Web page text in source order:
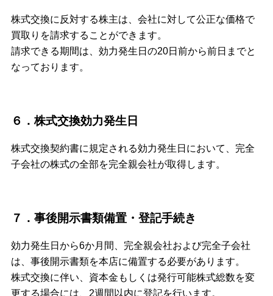
株式交換に反対する株主は、会社に対して公正な価格で
買取りを請求することができます。
請求できる期間は、効力発生日の20日前から前日までと
なっております。
６．株式交換効力発生日
株式交換契約書に規定される効力発生日において、完全
子会社の株式の全部を完全親会社が取得します。
７．事後開示書類備置・登記手続き
効力発生日から6か月間、完全親会社および完全子会社
は、事後開示書類を本店に備置する必要があります。
株式交換に伴い、資本金もしくは発行可能株式総数を変
更する場合には、2週間以内に登記を行います。